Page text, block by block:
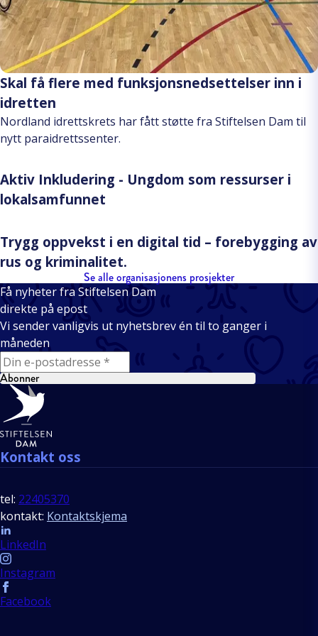
Skal få flere med funksjonsnedsettelser inn i
idretten
Nordland idrettskrets har fått støtte fra Stiftelsen Dam til
nytt paraidrettssenter.
Aktiv Inkludering - Ungdom som ressurser i
lokalsamfunnet
Trygg oppvekst i en digital tid – forebygging av
rus og kriminalitet.
Se alle organisasjonens prosjekter
Få nyheter fra Stiftelsen Dam
direkte på epost
Vi sender vanligvis ut nyhetsbrev én til to ganger i
måneden
E-mail
Abonner
Bunntekst
Kontakt oss
tel: 22405370
kontakt: Kontaktskjema
Follow us
LinkedIn
Instagram
Facebook